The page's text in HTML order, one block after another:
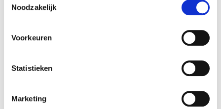
Noodzakelijk
Voorkeuren
Statistieken
Marketing
Neon light game ip20
adapter included en timer -
Neon light love ip20 adapter